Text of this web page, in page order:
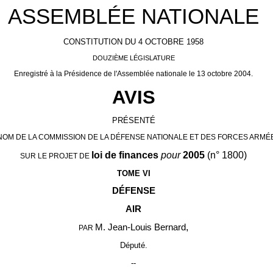
ASSEMBLÉE NATIONALE
CONSTITUTION DU 4 OCTOBRE 1958
DOUZIÈME LÉGISLATURE
Enregistré à la Présidence de l'Assemblée nationale le 13 octobre 2004.
AVIS
PRÉSENTÉ
DE LA COMMISSION DE LA DÉFENSE NATIONALE ET DES FORCES
SUR LE PROJET DE loi de finances pour 2005 (n° 1800)
TOME VI
DÉFENSE
AIR
PAR M. Jean-Louis Bernard,
Député.
--